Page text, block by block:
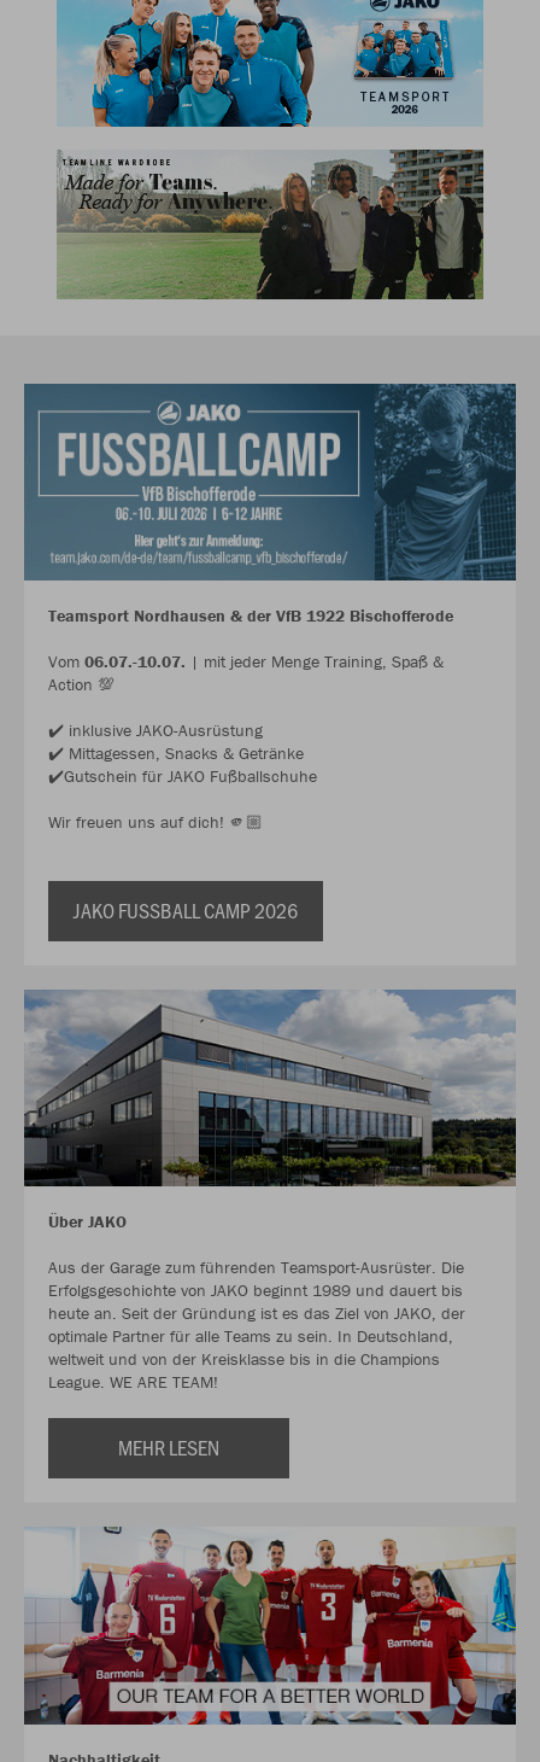
Teamsport Nordhausen & der VfB 1922 Bischofferode
Vom 06.07.-10.07. | mit jeder Menge Training, Spaß &
Action 💯
✔️ inklusive JAKO-Ausrüstung
✔️ Mittagessen, Snacks & Getränke
✔️Gutschein für JAKO Fußballschuhe
Wir freuen uns auf dich! 🫵🏼
JAKO FUSSBALL CAMP 2026
Über JAKO
Aus der Garage zum führenden Teamsport-Ausrüster. Die
Erfolgsgeschichte von JAKO beginnt 1989 und dauert bis
heute an. Seit der Gründung ist es das Ziel von JAKO, der
optimale Partner für alle Teams zu sein. In Deutschland,
weltweit und von der Kreisklasse bis in die Champions
League. WE ARE TEAM!
MEHR LESEN